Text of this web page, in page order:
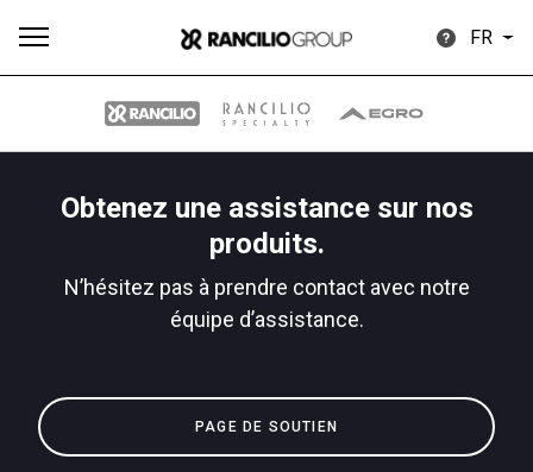
FR
Obtenez une assistance sur nos
produits.
N’hésitez pas à prendre contact avec notre
équipe d’assistance.
PAGE DE SOUTIEN
Produits Nouvelles
Our brands